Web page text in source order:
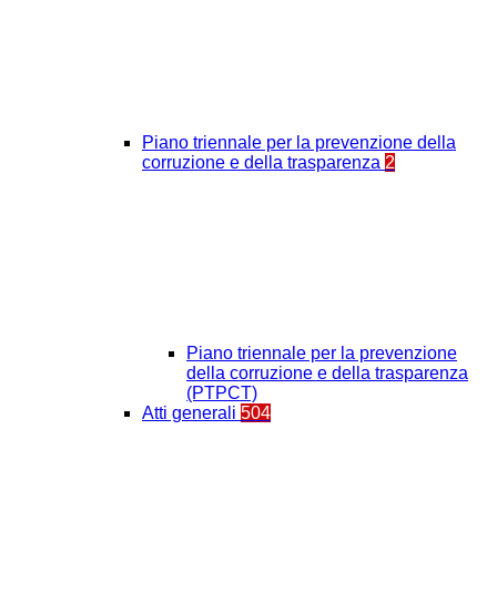
Piano triennale per la prevenzione della
corruzione e della trasparenza 2
Piano triennale per la prevenzione
della corruzione e della trasparenza
(PTPCT)
Atti generali 504